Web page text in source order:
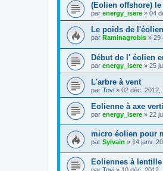
(Eolien offshore)
par energy_isere » 04
Le poids de l'éolien
par Raminagrobis » 29
Début de l' éolien
par energy_isere » 25
L'arbre à vent
par Tovi » 02 déc. 2012,
Eolienne à axe
par energy_isere » 22
micro éolien pour
par Sylvain » 14 janv.
Eoliennes à lentille